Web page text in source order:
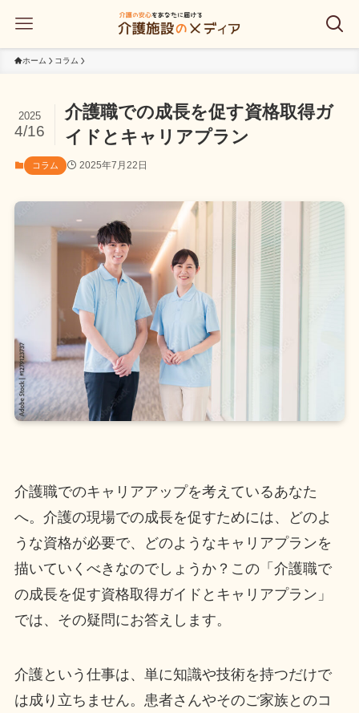
ホーム コラム
介護職での成長を促す資格取得ガ
イドとキャリアプラン
2025
4/16
コラム 2025年7月22日
介護職でのキャリアアップを考えているあなた
へ。介護の現場での成長を促すためには、どのよ
うな資格が必要で、どのようなキャリアプランを
描いていくべきなのでしょうか？この「介護職で
の成長を促す資格取得ガイドとキャリアプラン」
では、その疑問にお答えします。
介護という仕事は、単に知識や技術を持つだけで
は成り立ちません。患者さんやそのご家族とのコ